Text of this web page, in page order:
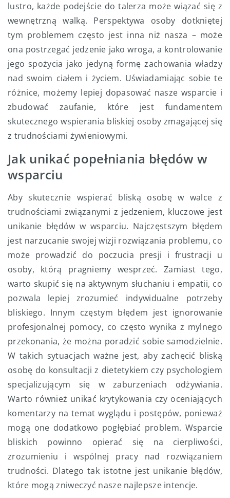
lustro, każde podejście do talerza może wiązać się z
wewnętrzną walką. Perspektywa osoby dotkniętej
tym problemem często jest inna niż nasza – może
ona postrzegać jedzenie jako wroga, a kontrolowanie
jego spożycia jako jedyną formę zachowania władzy
nad swoim ciałem i życiem. Uświadamiając sobie te
różnice, możemy lepiej dopasować nasze wsparcie i
zbudować zaufanie, które jest fundamentem
skutecznego wspierania bliskiej osoby zmagającej się
z trudnościami żywieniowymi.
Jak unikać popełniania błędów w
wsparciu
Aby skutecznie wspierać bliską osobę w walce z
trudnościami związanymi z jedzeniem, kluczowe jest
unikanie błędów w wsparciu. Najczęstszym błędem
jest narzucanie swojej wizji rozwiązania problemu, co
może prowadzić do poczucia presji i frustracji u
osoby, którą pragniemy wesprzeć. Zamiast tego,
warto skupić się na aktywnym słuchaniu i empatii, co
pozwala lepiej zrozumieć indywidualne potrzeby
bliskiego. Innym częstym błędem jest ignorowanie
profesjonalnej pomocy, co często wynika z mylnego
przekonania, że można poradzić sobie samodzielnie.
W takich sytuacjach ważne jest, aby zachęcić bliską
osobę do konsultacji z dietetykiem czy psychologiem
specjalizującym się w zaburzeniach odżywiania.
Warto również unikać krytykowania czy oceniających
komentarzy na temat wyglądu i postępów, ponieważ
mogą one dodatkowo pogłębiać problem. Wsparcie
bliskich powinno opierać się na cierpliwości,
zrozumieniu i wspólnej pracy nad rozwiązaniem
trudności. Dlatego tak istotne jest unikanie błędów,
które mogą zniweczyć nasze najlepsze intencje.